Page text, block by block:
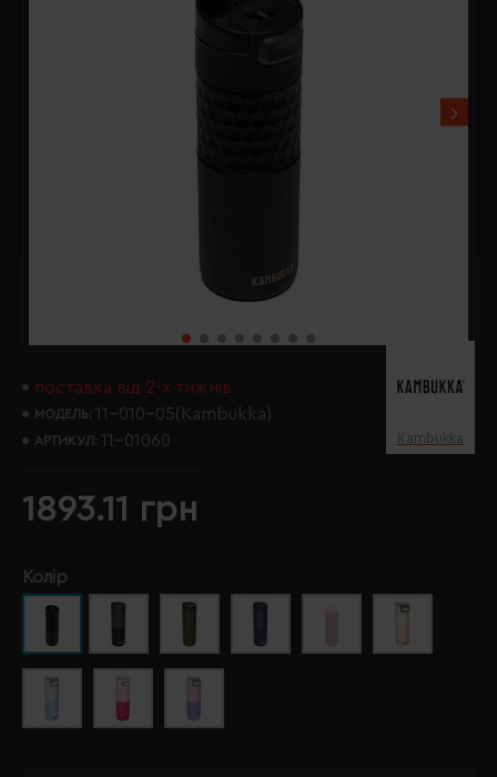
поставка від 2-х тижнів
МОДЕЛЬ: 11-010-05(Kambukka)
АРТИКУЛ: 11-01060 Kambukka
1893.11 грн
Колір